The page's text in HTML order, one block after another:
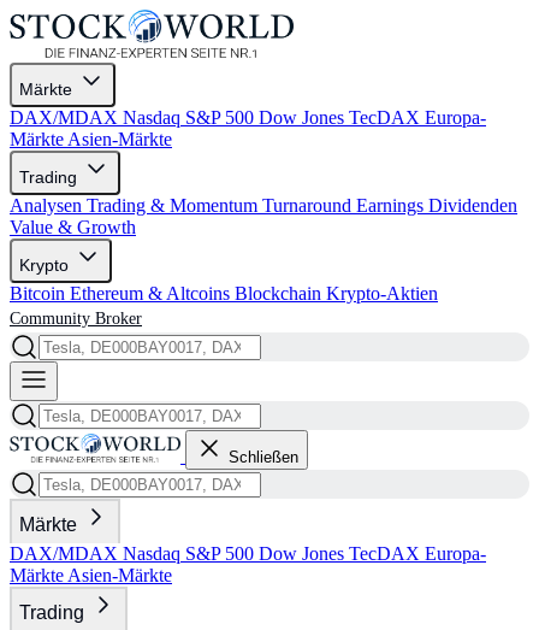
Märkte
DAX/MDAX Nasdaq S&P 500 Dow Jones TecDAX Europa-
Märkte Asien-Märkte
Trading
Analysen Trading & Momentum Turnaround Earnings Dividenden
Value & Growth
Krypto
Bitcoin Ethereum & Altcoins Blockchain Krypto-Aktien
Community Broker
Schließen
Märkte
DAX/MDAX Nasdaq S&P 500 Dow Jones TecDAX Europa-
Märkte Asien-Märkte
Trading